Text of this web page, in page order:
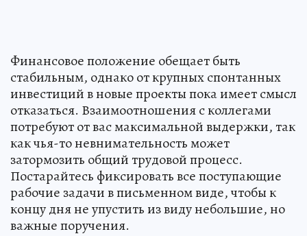
Финансовое положение обещает быть
стабильным, однако от крупных спонтанных
инвестиций в новые проекты пока имеет смысл
отказаться. Взаимоотношения с коллегами
потребуют от вас максимальной выдержки, так
как чья-то невнимательность может
затормозить общий трудовой процесс.
Постарайтесь фиксировать все поступающие
рабочие задачи в письменном виде, чтобы к
концу дня не упустить из виду небольшие, но
важные поручения.